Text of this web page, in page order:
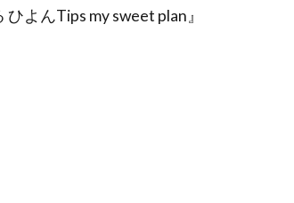
よんTips my sweet plan』